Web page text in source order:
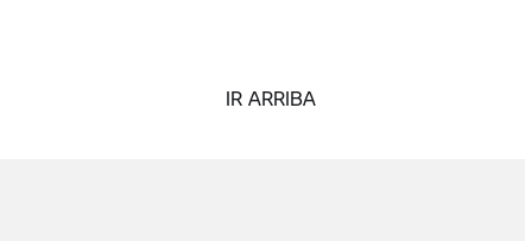
IR ARRIBA